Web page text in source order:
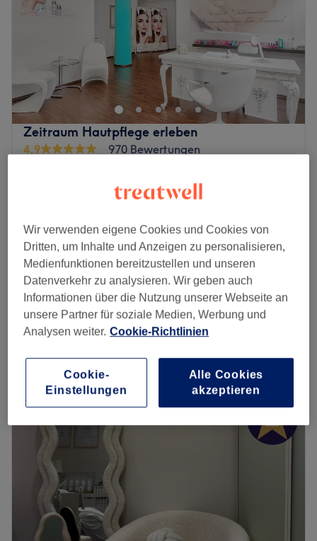
Zeitraum Hautpflege erleben
4,9
970 Bewertungen
Auf Karte anzeigen
Ampulle (zubuchbar)
Maniküre
50 Min.
43 €
Spa Maniküre inkl. Handbad, Peeling,
Massage, Maske & Creme
1 Std. - 1 Std. 15 Min.
ab 65 €
Schnellansicht Saloninfos
Montag
Geschlossen
Dienstag
10:00–19:00
Mittwoch
10:00–19:00
Donnerstag
10:00–19:00
Freitag
19:00
Samstag
Sonntag
Ob Pflege oder im Kampf gegen Zeichen der Zeit – im
Kosmetikstudio Zeitraum Hautpflege erleben in Frankfurt
Wir verwenden eigene Cookies und Cookies von
Dritten, um Inhalte und Anzeigen zu personalisieren,
Medienfunktionen bereitzustellen und unseren
Datenverkehr zu analysieren. Wir geben auch
Informationen über die Nutzung unserer Webseite an
unsere Partner für soziale Medien, Werbung und
Analysen weiter. Cookie-Richtlinien
Cookie-
Einstellungen
Alle Cookies
akzeptieren